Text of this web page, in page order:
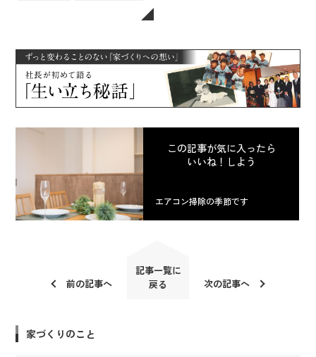
この記事が気に入ったら
いいね！しよう
エアコン掃除の季節です
前の記事へ
記事一覧に
戻る
次の記事へ
家づくりのこと